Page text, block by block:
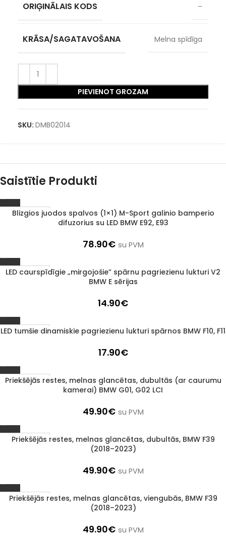
ORIĢINĀLAIS KODS –
KRĀSA/SAGATAVOŠANA Melna spīdīga
PIEVIENOT GROZAM
SKU: DMB02014
Saistītie Produkti
1–3 D. D.
Blizgios juodos spalvos (1×1) M-Sport galinio bamperio
difuzorius su LED BMW E92, E93
78.90€ su PVM
1–3 D. D.
LED caurspīdīgie „mirgojošie” spārnu pagriezienu lukturi V2
BMW E sērijas
14.90€
1–3 D. D.
LED tumšie dinamiskie pagriezienu lukturi spārnos BMW F10, F11
17.90€
1–3 D. D.
Priekšējās restes, melnas glancētas, dubultās (ar caurumu
kamerai) BMW G01, G02 LCI
49.90€ su PVM
1–3 D. D.
Priekšējās restes, melnas glancētas, dubultās, BMW F39
(2018–2023)
49.90€ su PVM
1–3 D. D.
Priekšējās restes, melnas glancētas, viengubās, BMW F39
(2018–2023)
49.90€ su PVM